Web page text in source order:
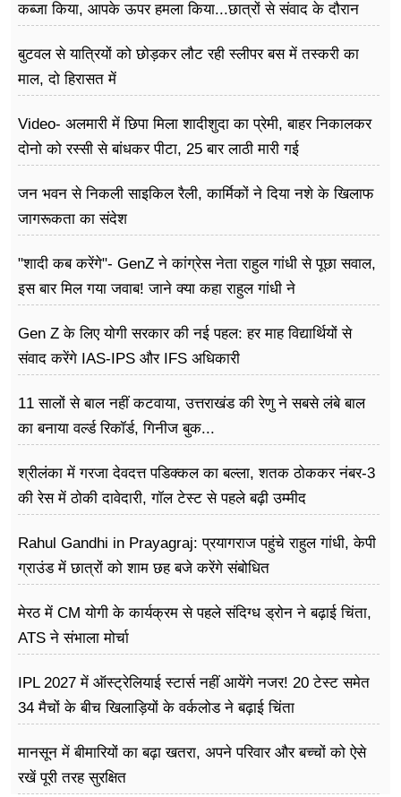
कब्जा किया, आपके ऊपर हमला किया...छात्रों से संवाद के दौरान
बुटवल से यात्रियों को छोड़कर लौट रही स्लीपर बस में तस्करी का
माल, दो हिरासत में
Video- अलमारी में छिपा मिला शादीशुदा का प्रेमी, बाहर निकालकर
दोनो को रस्सी से बांधकर पीटा, 25 बार लाठी मारी गई
जन भवन से निकली साइकिल रैली, कार्मिकों ने दिया नशे के खिलाफ
जागरूकता का संदेश
"शादी कब करेंगे"- GenZ ने कांग्रेस नेता राहुल गांधी से पूछा सवाल,
इस बार मिल गया जवाब! जाने क्या कहा राहुल गांधी ने
Gen Z के लिए योगी सरकार की नई पहल: हर माह विद्यार्थियों से
संवाद करेंगे IAS-IPS और IFS अधिकारी
11 सालों से बाल नहीं कटवाया, उत्तराखंड की रेणु ने सबसे लंबे बाल
का बनाया वर्ल्ड रिकॉर्ड, गिनीज बुक...
श्रीलंका में गरजा देवदत्त पडिक्कल का बल्ला, शतक ठोककर नंबर-3
की रेस में ठोकी दावेदारी, गॉल टेस्ट से पहले बढ़ी उम्मीद
Rahul Gandhi in Prayagraj: प्रयागराज पहुंचे राहुल गांधी, केपी
ग्राउंड में छात्रों को शाम छह बजे करेंगे संबोधित
मेरठ में CM योगी के कार्यक्रम से पहले संदिग्ध ड्रोन ने बढ़ाई चिंता,
ATS ने संभाला मोर्चा
IPL 2027 में ऑस्ट्रेलियाई स्टार्स नहीं आयेंगे नजर! 20 टेस्ट समेत
34 मैचों के बीच खिलाड़ियों के वर्कलोड ने बढ़ाई चिंता
मानसून में बीमारियों का बढ़ा खतरा, अपने परिवार और बच्चों को ऐसे
रखें पूरी तरह सुरक्षित